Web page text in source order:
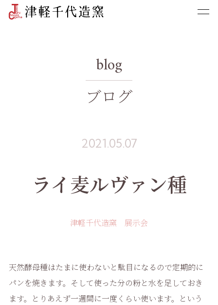
blog
ブログ
2021.05.07
ライ麦ルヴァン種
津軽千代造窯 展示会
天然酵母種はたまに使わないと駄目になるので定期的に
パンを焼きます。そして使った分の粉と水を足しておき
ます。とりあえず一週間に一度くらい使います。という